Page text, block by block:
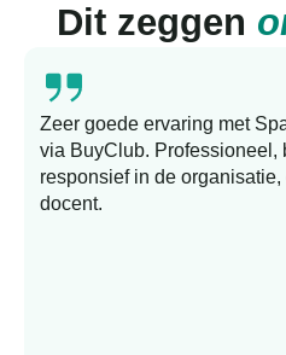
Dit zeggen
Zeer goede ervaring met
via BuyClub. Professioneel,
responsief in de
docent.